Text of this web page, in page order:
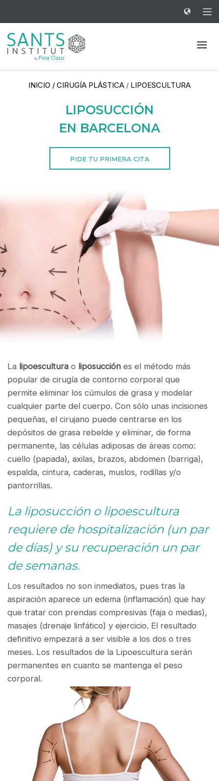
INICIO / CIRUGÍA PLÁSTICA / LIPOESCULTURA
LIPOSUCCIÓN
EN BARCELONA
PIDE TU PRIMERA CITA
La lipoescultura o liposucción es el método más
popular de cirugía de contorno corporal que
permite eliminar los cúmulos de grasa y modelar
cualquier parte del cuerpo. Con sólo unas incisiones
pequeñas, el cirujano puede centrarse en los
depósitos de grasa rebelde y eliminar, de forma
permanente, las células adiposas de áreas como:
cuello (papada), axilas, brazos, abdomen (barriga),
espalda, cintura, caderas, muslos, rodillas y/o
pantorrillas.
La liposucción o lipoescultura
requiere de hospitalización (un par
de días) y su recuperación un par
de semanas.
Los resultados no son inmediatos, pues tras la
aspiración aparece un edema (inflamación) que hay
que tratar con prendas compresivas (faja o medias),
masajes (drenaje linfático) y ejercicio. El resultado
definitivo empezará a ser visible a los dos o tres
meses. Los resultados de la Lipoescultura serán
permanentes en cuanto se mantenga el peso
corporal.